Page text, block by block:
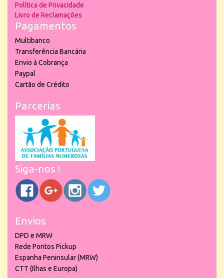
Política de Privacidade
Livro de Reclamações
Pagamentos
Multibanco
Transferência Bancária
Envio à Cobrança
Paypal
Cartão de Crédito
Parcerias
Siga-nos !
Envios
DPD e MRW
Rede Pontos Pickup
Espanha Peninsular (MRW)
CTT (Ilhas e Europa)